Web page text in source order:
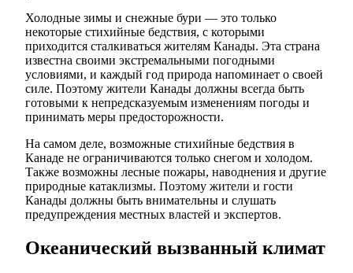
Холодные зимы и снежные бури — это только
некоторые стихийные бедствия, с которыми
приходится сталкиваться жителям Канады. Эта страна
известна своими экстремальными погодными
условиями, и каждый год природа напоминает о своей
силе. Поэтому жители Канады должны всегда быть
готовыми к непредсказуемым изменениям погоды и
принимать меры предосторожности.
На самом деле, возможные стихийные бедствия в
Канаде не ограничиваются только снегом и холодом.
Также возможны лесные пожары, наводнения и другие
природные катаклизмы. Поэтому жители и гости
Канады должны быть внимательны и слушать
предупреждения местных властей и экспертов.
Океанический вызванный климат